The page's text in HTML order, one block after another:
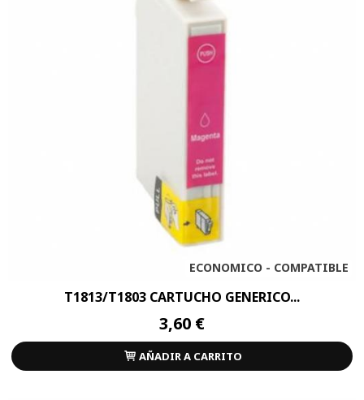
ECONOMICO - COMPATIBLE
T1813/T1803 CARTUCHO GENERICO...
3,60 €
AÑADIR A CARRITO